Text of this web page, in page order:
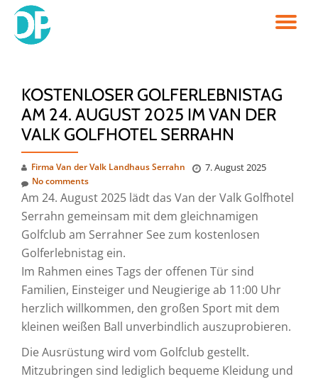
Skip
KOSTENLOSER GOLFERLEBNISTAG
AM 24. AUGUST 2025 IM VAN DER
VALK GOLFHOTEL SERRAHN
Firma Van der Valk Landhaus Serrahn 7. August 2025
No comments
Am 24. August 2025 lädt das Van der Valk Golfhotel
Serrahn gemeinsam mit dem gleichnamigen
Golfclub am Serrahner See zum kostenlosen
Golferlebnistag ein.
Im Rahmen eines Tags der offenen Tür sind
Familien, Einsteiger und Neugierige ab 11:00 Uhr
herzlich willkommen, den großen Sport mit dem
kleinen weißen Ball unverbindlich auszuprobieren.
Die Ausrüstung wird vom Golfclub gestellt.
Mitzubringen sind lediglich bequeme Kleidung und